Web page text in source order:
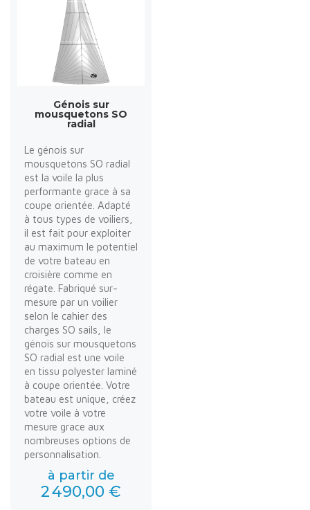
Génois sur
mousquetons SO
radial
Le génois sur
mousquetons SO radial
est la voile la plus
performante grace à sa
coupe orientée. Adapté
à tous types de voiliers,
il est fait pour exploiter
au maximum le potentiel
de votre bateau en
croisière comme en
régate. Fabriqué sur-
mesure par un voilier
selon le cahier des
charges SO sails, le
génois sur mousquetons
SO radial est une voile
en tissu polyester laminé
à coupe orientée. Votre
bateau est unique, créez
votre voile à votre
mesure grace aux
nombreuses options de
personnalisation.
à partir de
2 490,00 €